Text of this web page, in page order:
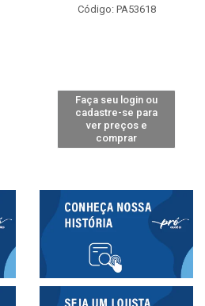
Código: PA53618
Faça seu login ou
cadastre-se para
ver preços e
comprar